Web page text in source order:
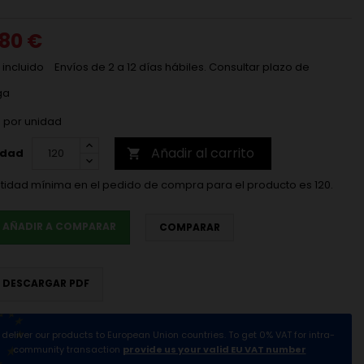
€
incluido
Envíos de 2 a 12 días hábiles. Consultar plazo de
por unidad
 Añadir al carrito
mínima en el pedido de compra para el producto es 120.
AÑADIR A COMPARAR COMPARAR
DESCARGAR PDF
our products to European Union countries. To get 0% VAT for intra-
community transaction provide us your valid EU VAT number